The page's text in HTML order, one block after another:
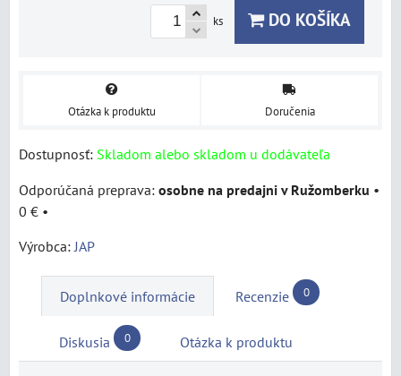
ks DO KOŠÍKA
Otázka k produktu Doručenia
Dostupnosť: Skladom alebo skladom u dodávateľa
osobne na predajni v Ružomberku •
0 € •
Výrobca: JAP
Doplnkové informácie Recenzie 0
Diskusia 0 Otázka k produktu